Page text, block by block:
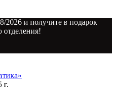
и получите в подарок
отделения!
г.